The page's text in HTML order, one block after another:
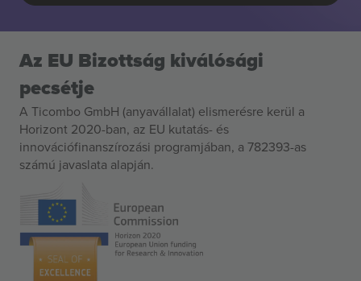
Az EU Bizottság kiválósági
pecsétje
A Ticombo GmbH (anyavállalat) elismerésre kerül a
Horizont 2020-ban, az EU kutatás- és
innovációfinanszírozási programjában, a 782393-as
számú javaslata alapján.